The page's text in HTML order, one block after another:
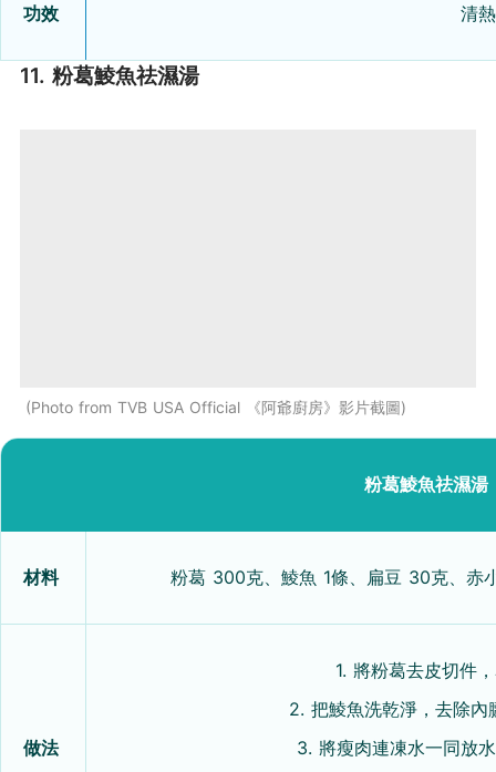
功效 清
11. 粉葛鯪魚祛濕湯
Photo from TVB USA Official 《阿爺廚房》影片截圖
粉葛鯪魚祛濕
材料 粉葛 300克、鯪魚 1條、扁豆 30克、
做法
1. 將粉葛去皮切件
2. 把鯪魚洗乾淨，去除內
3. 將瘦肉連凍水一同放